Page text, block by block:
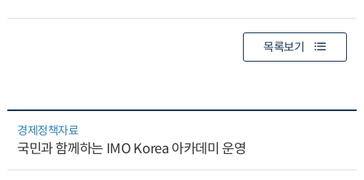
목록보기
경제정책자료
국민과 함께하는 IMO Korea 아카데미 운영